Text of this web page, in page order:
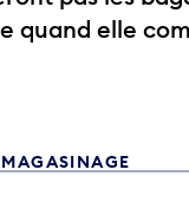
quand elle
MAGASINAGE